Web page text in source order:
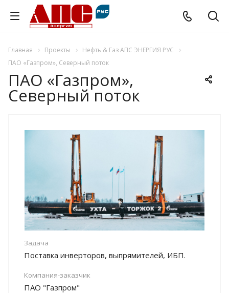
Главная Проекты
Нефть & Газ АПС ЭНЕРГИЯ РУС
ПАО «Газпром», Северный поток
ПАО «Газпром»,
Северный поток
Задача
Поставка инверторов, выпрямителей, ИБП.
Компания-заказчик
ПАО "Газпром"